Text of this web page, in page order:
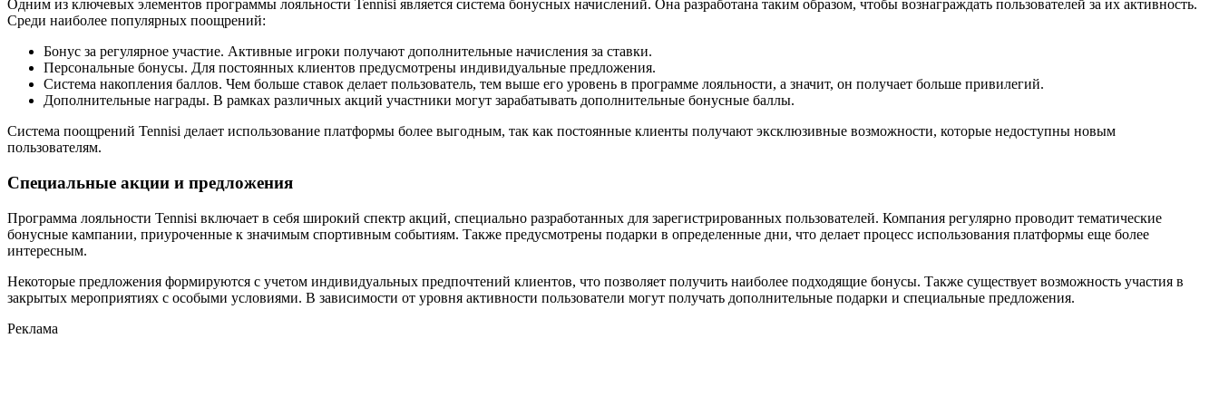
Одним из ключевых элементов программы лояльности Tennisi является система бонусных начислений. Она разработана таким образом, чтобы вознаграждать пользователей за их активность.
Среди наиболее популярных поощрений:
Бонус за регулярное участие. Активные игроки получают дополнительные начисления за ставки.
Персональные бонусы. Для постоянных клиентов предусмотрены индивидуальные предложения.
Система накопления баллов. Чем больше ставок делает пользователь, тем выше его уровень в программе лояльности, а значит, он получает больше привилегий.
Дополнительные награды. В рамках различных акций участники могут зарабатывать дополнительные бонусные баллы.
Система поощрений Tennisi делает использование платформы более выгодным, так как постоянные клиенты получают эксклюзивные возможности, которые недоступны новым
пользователям.
Специальные акции и предложения
Программа лояльности Tennisi включает в себя широкий спектр акций, специально разработанных для зарегистрированных пользователей. Компания регулярно проводит тематические
бонусные кампании, приуроченные к значимым спортивным событиям. Также предусмотрены подарки в определенные дни, что делает процесс использования платформы еще более
интересным.
Некоторые предложения формируются с учетом индивидуальных предпочтений клиентов, что позволяет получить наиболее подходящие бонусы. Также существует возможность участия в
закрытых мероприятиях с особыми условиями. В зависимости от уровня активности пользователи могут получать дополнительные подарки и специальные предложения.
Реклама